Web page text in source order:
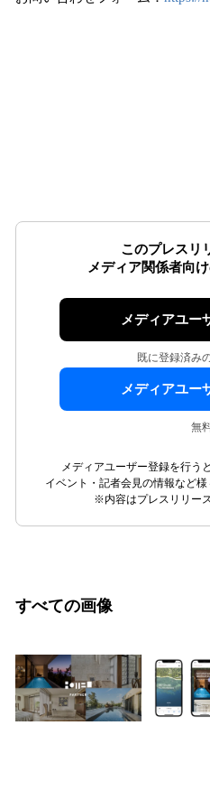
このプレスリ
メディア関係者向
メディアユー
既に登録済み
メディアユー
無
メディアユーザー登録を行う
イベント・記者会見の情報など様
※内容はプレスリリー
すべての画像